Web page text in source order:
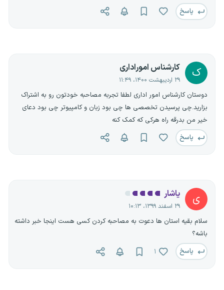
🔸 شامل سوالات حیطه عمومی،‌ مطابق بودجه‌بندی سوالات متولی آزمون:
🔹 105 سوال از دروس عمومی
🔹 15 تست از درس معلومات عمومی
🔸 15 تست از درس زبان انگلیسی عمومی
🔹 15 تست از درس هوش و توانمندی‌های ذهنی
🔸 15 تست از درس فناوری اطلاعات
🔹 سوالات تالیفی کاملا جدید و عدم وجود اشتراک با بسته‌های مطالعاتی
پیشین
🔸 پاسخ‌نامه کاملا تشریحی به صورت ضمیمه در انتهای بسته
.
پاسخ
ک کارشناس اموراداری
۲۹ اردیبهشت ۱۴۰۰، ۱۱:۴۹
دوستان کارشناس امور اداری لطفا تجربه مصاحبه خودتون رو به اشتراک
بزارید.چی پرسیدن تخصصی ها چی بود زبان و کامپیوتر چی بود دعای
خیر من بدرقه راه هرکی که کمک کنه
پاسخ
ی یاشار
۲۹ اسفند ۱۳۹۹، ۱۰:۱۳
سلام بقیه استان ها دعوت به مصاحبه کردن کسی هست اینجا خبر داشته
باشه؟
پاسخ
۱